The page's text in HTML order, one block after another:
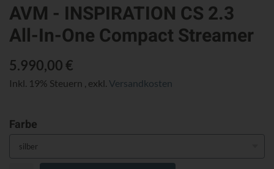
AVM - INSPIRATION CS 2.3
All-In-One Compact Streamer
5.990,00 €
Inkl. 19% Steuern , exkl. Versandkosten
Farbe